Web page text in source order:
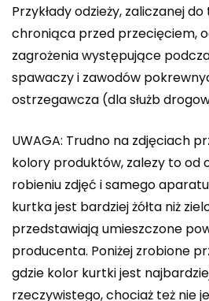
Przykłady odzieży, zaliczanej
chroniąca przed przecięciem,
zagrożenia występujące
spawaczy i zawodów
ostrzegawcza (dla służb
UWAGA: Trudno na zdjęciach
kolory produktów, zalezy to od
robieniu zdjęć i samego
kurtka jest bardziej żółta niż
przedstawiają umieszczone
producenta. Poniżej zrobione
gdzie kolor kurtki jest
rzeczywistego, chociaż też nie